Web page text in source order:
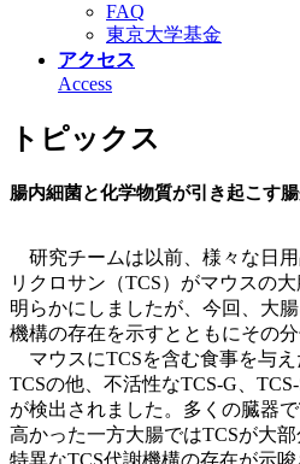
FAQ
東京大学基金
アクセス
Access
トピックス
腸内細菌と化学物質が引き起こす
研究チームは以前、様々な日
リクロサン（TCS）がマウスの
明らかにしましたが、今回、大
機構の存在を示すとともにその
マウスにTCSを含む食事を与
TCSの他、不活性なTCS-G、
が検出されました。多くの臓器
高かった一方大腸ではTCSが大
特異なTCS代謝機構の存在が示